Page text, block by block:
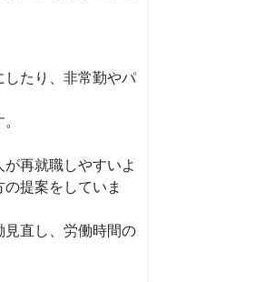
たり、非常勤やパ
再就職しやすいよ
提案をしていま
直し、労働時間の